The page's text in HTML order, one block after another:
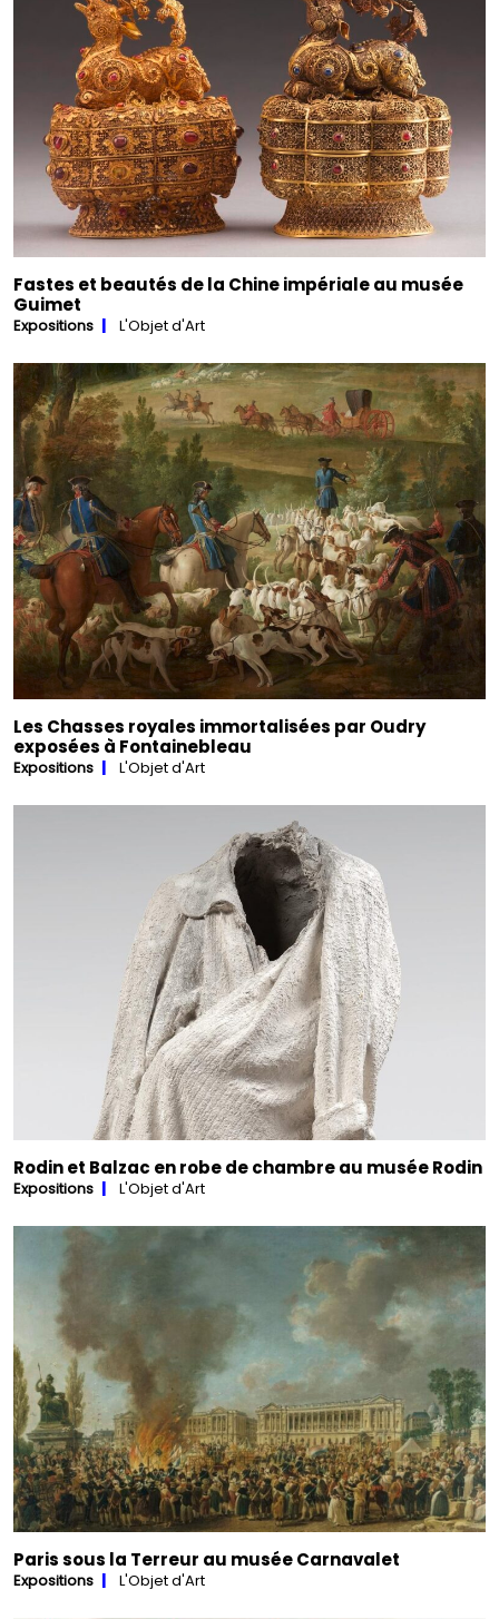
Fastes et beautés de la Chine impériale au musée
Guimet
Expositions L'Objet d'Art
Les Chasses royales immortalisées par Oudry
exposées à Fontainebleau
Expositions L'Objet d'Art
Rodin et Balzac en robe de chambre au musée Rodin
Expositions L'Objet d'Art
Paris sous la Terreur au musée Carnavalet
Expositions L'Objet d'Art